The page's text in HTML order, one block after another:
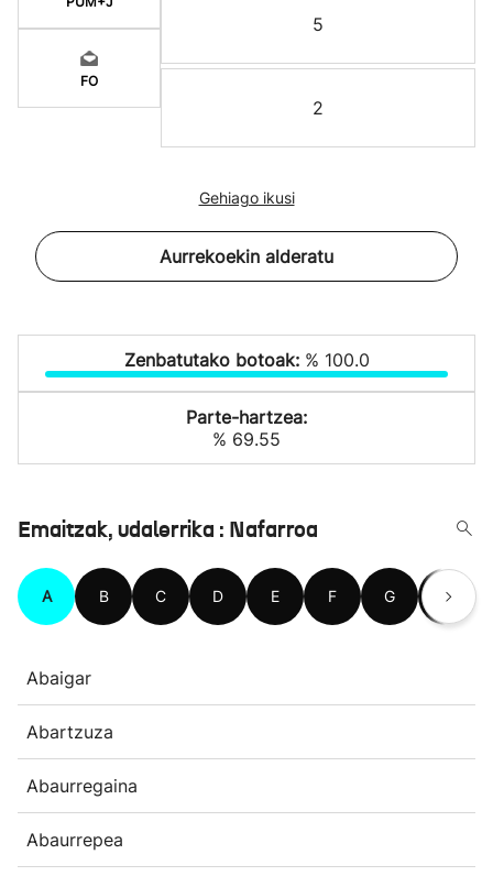
FO
5
2
Gehiago ikusi
Aurrekoekin alderatu
Zenbatutako botoak: % 100.0
Parte-hartzea:
% 69.55
Emaitzak, udalerrika : Nafarroa
A B C D E F G H
Abaigar
Abartzuza
Abaurregaina
Abaurrepea